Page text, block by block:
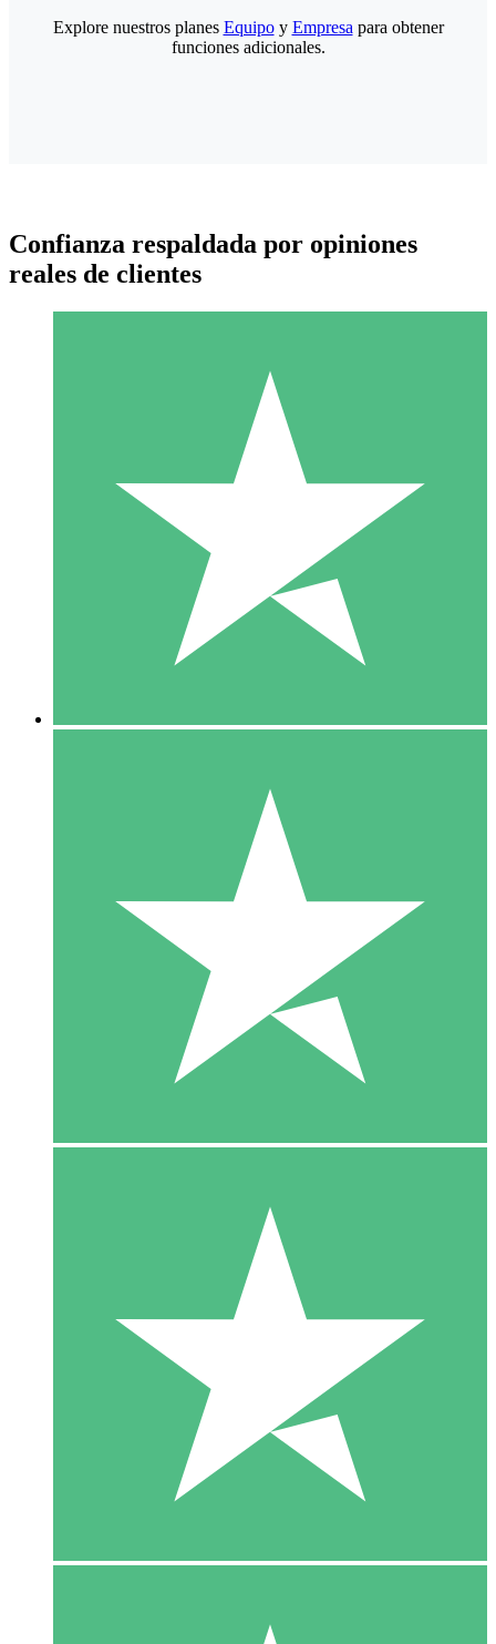
Paquetes de Créditos Individuales
Paga según el uso con créditos de descarga. Sin compromiso
10 00
10 Descargas
20 00
Explore nuestros planes Equipoy Empresa para obtener
funciones adicionales.
Confianza respaldada por opiniones
reales de clientes